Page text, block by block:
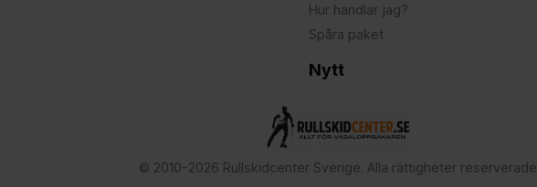
Hur handlar jag?
Spåra paket
Nytt
© 2010-2026 Rullskidcenter Sverige. Alla rättigheter reserverade